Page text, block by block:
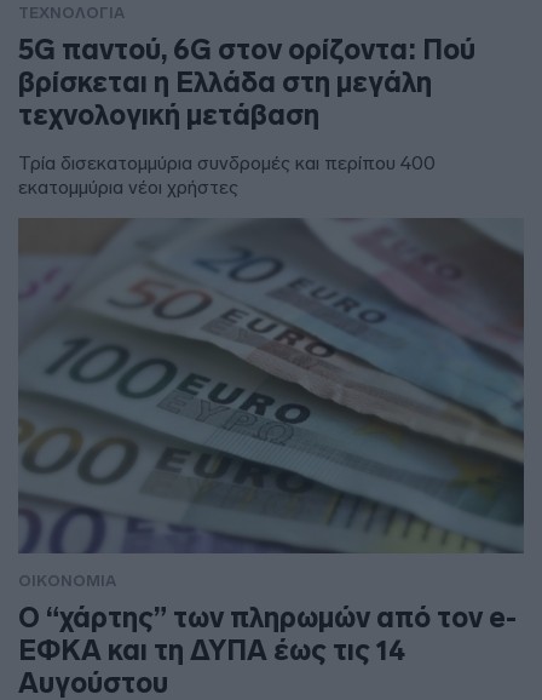
ΤΕΧΝΟΛΟΓΙΑ
5G παντού, 6G στον ορίζοντα: Πού
βρίσκεται η Ελλάδα στη μεγάλη
τεχνολογική μετάβαση
Τρία δισεκατομμύρια συνδρομές και περίπου 400
εκατομμύρια νέοι χρήστες
ΟΙΚΟΝΟΜΙΑ
Ο “χάρτης” των πληρωμών από τον e-
ΕΦΚΑ και τη ΔΥΠΑ έως τις 14
Αυγούστου